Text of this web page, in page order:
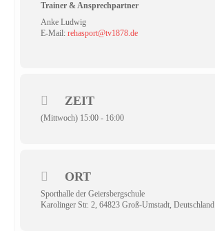
Trainer & Ansprechpartner
Anke Ludwig
E-Mail: rehasport@tv1878.de
ZEIT
(Mittwoch) 15:00 - 16:00
ORT
Sporthalle der Geiersbergschule
Karolinger Str. 2, 64823 Groß-Umstadt, Deutschland